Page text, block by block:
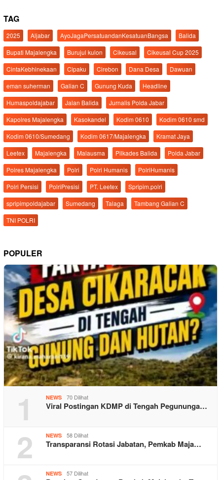
TAG
2025 Aljabar AyoJagaPersatuandanKesatuanBangsa
Balida
Bupati Majalengka
Burujul kulon Cikeusal
Cikeusal Cup 2025
CintaKebhinekaan
Cipaku Cirebon Dana Desa
Dawuan
eman suherman
Galian C Gunung Kuda
Headline
Humaspoldajabar
Jalan Balida
Jurnalis Polda Jabar
Kapolres Majalengka
Kasokandel Kodim 0610
Kodim 0610 smd
Kodim 0610/Sumedang
Kodim 0617/Majalengka
Kramat Jaya
Leetex
Majalengka Malausma Pilkades Balida
Polda Jabar
Polres Majalengka
Polri Polri Humanis
PolriHumanis
Polri Persisi
PolriPresisi PT. Leetex
Spripim.polri
spripimpoldajabar
Sumedang Talaga
Tambang Galian C
TNI POLRI
POPULER
1 NEWS 70 Dilihat
Viral Postingan KDMP di Tengah Pegununga…
2 NEWS 58 Dilihat
Transparansi Rotasi Jabatan, Pemkab Maja…
NEWS 57 Dilihat